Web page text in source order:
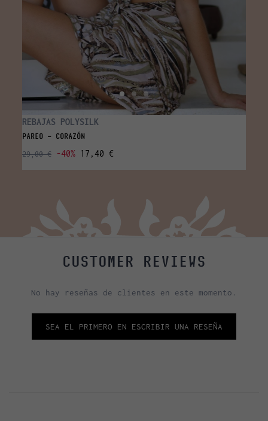
REBAJAS POLYSILK
PAREO - CORAZÓN
29,00 € -40% 17,40 €
CUSTOMER REVIEWS
No hay reseñas de clientes en este momento.
SEA EL PRIMERO EN ESCRIBIR UNA RESEÑA